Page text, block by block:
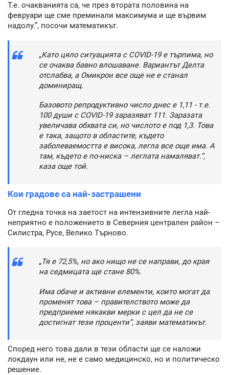
Т.е. очакванията са, че през втората половина на
февруари ще сме преминали максимума и ще вървим
надолу.”, посочи математикът.
„Като цяло ситуацията с COVID-19 е търпима, но
се очаква бавно влошаване. Вариантът Делта
отслабва, а Омикрон все още не е станал
доминиращ.
Базовото репродуктивно число днес е 1,11 - т.е.
100 души с COVID-19 заразяват 111. Заразата
увеличава обхвата си, но числото е под 1,3. Това
е така, защото в областите, където
заболеваемостта е висока, легла все още има. А
там, където е по-ниска – леглата намаляват.”,
каза още той.
Кои градове са най-застрашени
От гледна точка на заетост на интензивните легла най-
неприятно е положението в Северния централен район –
Силистра, Русе, Велико Търново.
„Тя е 72,5%, но ако нищо не се направи, до края
на седмицата ще стане 80%.
Има обаче и активни елементи, които могат да
променят това – правителството може да
предприеме някакви мерки с цел да не се
достигнат тези проценти”, заяви математикът.
Според него това дали в тези области ще се наложи
локдаун или не, не е само медицинско, но и политическо
решение.